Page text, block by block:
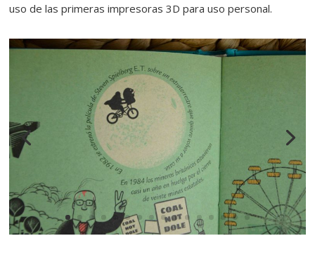
uso de las primeras impresoras 3D para uso personal.